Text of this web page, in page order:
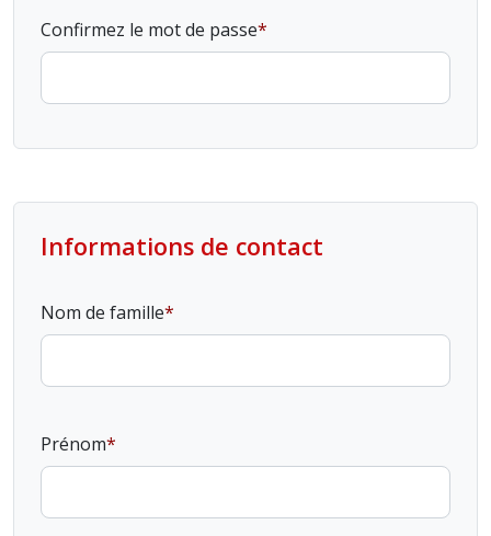
Confirmez le mot de passe
Informations de contact
Nom de famille
Prénom